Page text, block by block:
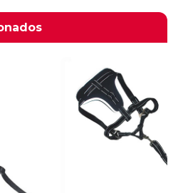
Carrito
Comprando
Con 4
la cantidad que
regalón